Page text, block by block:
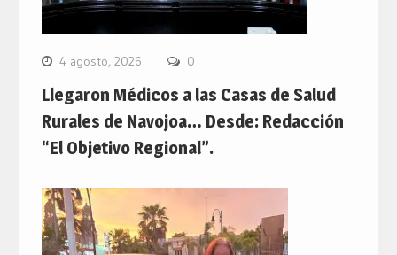
4 agosto, 2026 0
Llegaron Médicos a las Casas de Salud
Rurales de Navojoa… Desde: Redacción
“El Objetivo Regional”.